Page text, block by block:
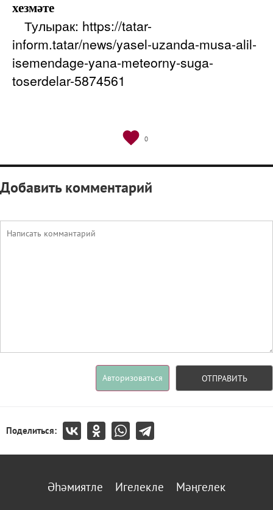
хезмәте
Тулырак: https://tatar-
inform.tatar/news/yasel-uzanda-musa-alil-
isemendage-yana-meteorny-suga-
toserdelar-5874561
0
Добавить комментарий
Авторизоваться ОТПРАВИТЬ
Поделиться:
Әһәмиятле Игелекле Мәңгелек